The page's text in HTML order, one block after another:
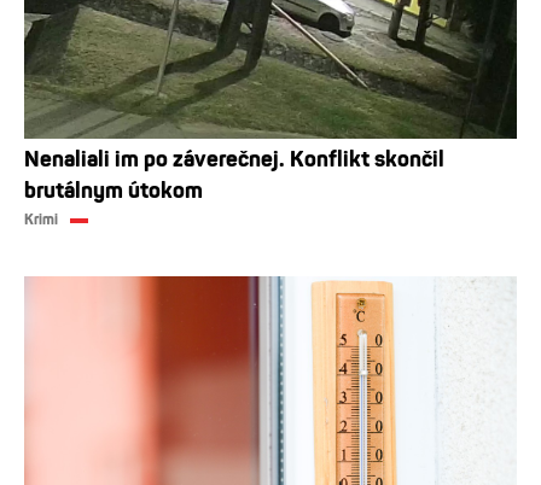
Nenaliali im po záverečnej. Konflikt skončil
brutálnym útokom
Krimi